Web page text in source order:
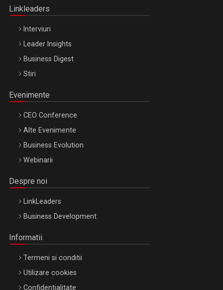
Linkleaders
Interviuri
Leader Insights
Business Digest
Stiri
Evenimente
CEO Conference
Alte Evenimente
Business Evolution
Webinarii
Despre noi
LinkLeaders
Business Development
Informatii
Termeni si conditii
Utilizare cookies
Confidentialitate